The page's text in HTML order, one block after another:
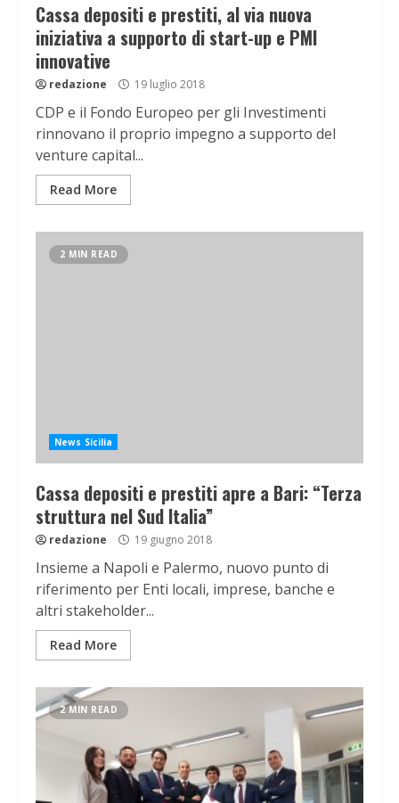
Cassa depositi e prestiti, al via nuova
iniziativa a supporto di start-up e PMI
innovative
redazione 19 luglio 2018
CDP e il Fondo Europeo per gli Investimenti
rinnovano il proprio impegno a supporto del
venture capital...
Read More
2 MIN READ
News Sicilia
Cassa depositi e prestiti apre a Bari: “Terza
struttura nel Sud Italia”
redazione 19 giugno 2018
Insieme a Napoli e Palermo, nuovo punto di
riferimento per Enti locali, imprese, banche e
altri stakeholder...
Read More
2 MIN READ